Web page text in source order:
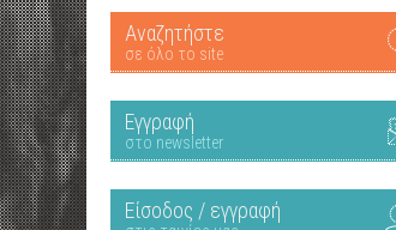
Αναζητήστε
σε όλο το site
Εγγραφή
στο newsletter
Είσοδος / εγγραφή